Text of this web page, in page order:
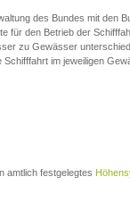
des Bundes mit den
für den Betrieb der
zu Gewässer
im jeweiligen
amtlich festgelegtes